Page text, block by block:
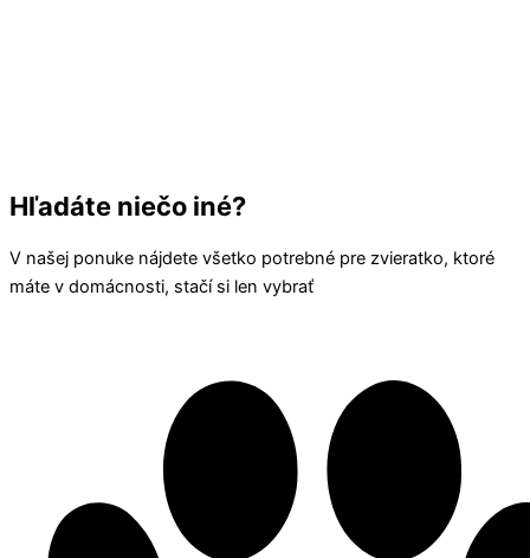
Hľadáte niečo iné?
V našej ponuke nájdete všetko potrebné pre zvieratko, ktoré
máte v domácnosti, stačí si len vybrať